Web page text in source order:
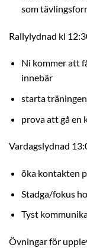
som
Rallylydnad kl
Ni kommer att
innebär
starta
prova att gå en
Vardagslydnad
öka kontakten
Stadga/fokus
Tyst
Övningar för